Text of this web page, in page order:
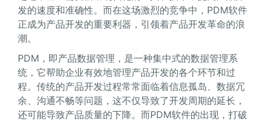
发的速度和准确性。而在这场激烈的竞争中，PDM软件
正成为产品开发的重要利器，引领着产品开发革命的浪
潮。
PDM，即产品数据管理，是一种集中式的数据管理系
统，它帮助企业有效地管理产品开发的各个环节和过
程。传统的产品开发过程常常面临着信息孤岛、数据冗
余、沟通不畅等问题，这不仅导致了开发周期的延长，
还可能导致产品质量的下降。而PDM软件的出现，打破